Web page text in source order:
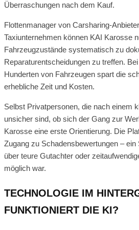
Überraschungen nach dem Kauf.
Flottenmanager von Carsharing-
Taxiunternehmen können KAI Karosse
Fahrzeugzustände systematisch zu
Reparaturentscheidungen zu treffen.
Hunderten von Fahrzeugen spart die
erhebliche Zeit und Kosten.
Selbst Privatpersonen, die nach einem
unsicher sind, ob sich der Gang zur
Karosse eine erste Orientierung. Die
Zugang zu Schadensbewertungen –
über teure Gutachter oder
möglich war.
TECHNOLOGIE IM
FUNKTIONIERT DIE KI?